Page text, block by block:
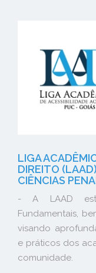
LIGA
DIREITO
CIÊNCIAS
- A LAAD
Fundamentais,
visando
e práticos dos
comunidade.